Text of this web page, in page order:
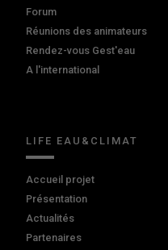
Forum
Réunions des animateurs
Rendez-vous Gest'eau
A l'international
LIFE EAU&CLIMAT
Accueil projet
Présentation
Actualités
Partenaires